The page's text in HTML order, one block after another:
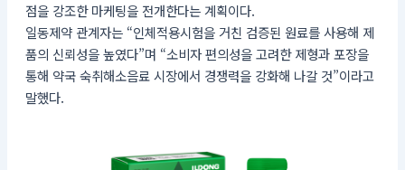
점을 강조한 마케팅을 전개한다는 계획이다.
일동제약 관계자는 “인체적용시험을 거친 검증된 원료를 사용해 제
품의 신뢰성을 높였다”며 “소비자 편의성을 고려한 제형과 포장을
통해 약국 숙취해소음료 시장에서 경쟁력을 강화해 나갈 것”이라고
말했다.